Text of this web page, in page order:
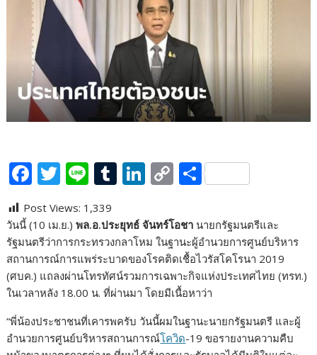
F
e
b
o
o
k
T
itt
er
Li
e
T
m
bl
r
Li
k
e
dI
n
C
p
y
Li
n
k
S
ar
e
Post Views: 1,339
วันนี้ (10 เม.ย.)พล.อ.ประยุทธ์ จันทร์โอชา นายกรัฐมนตรีและ
รัฐมนตรีว่าการกระทรวงกลาโหม ในฐานะผู้อำนวยการศูนย์บริหาร
สถานการณ์การแพร่ระบาดของโรคติดเชื้อไวรัสโคโรนา 2019
(ศบค.) แถลงผ่านโทรทัศน์รวมการเฉพาะกิจแห่งประเทศไทย (ทรท.)
ในเวลาหลัง 18.00 น. ที่ผ่านมา โดยมีเนื้อหาว่า
“พี่น้องประชาชนที่เคารพครับ วันนี้ผมในฐานะนายกรัฐมนตรี และผู้
อำนวยการศูนย์บริหารสถานการณ์โควิด-19 ขอรายงานความคืบ